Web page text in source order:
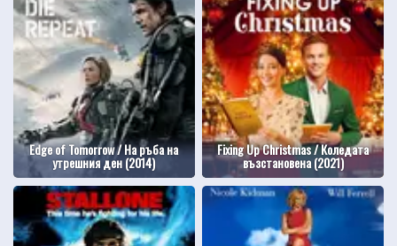
Edge of Tomorrow / На ръба на
утрешния ден (2014)
Fixing Up Christmas / Коледата
възстановена (2021)